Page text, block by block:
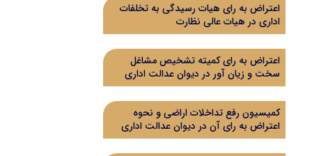
اعتراض به رای هیات رسیدگی به تخلفات
اداری در هیات عالی نظارت
اعتراض به رای کمیته تشخیص مشاغل
سخت و زیان آور در دیوان عدالت اداری
کمیسیون رفع تداخلات اراضی و نحوه
اعتراض به رای آن در دیوان عدالت اداری